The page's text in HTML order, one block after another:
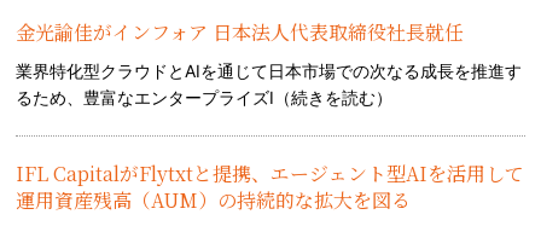
金光諭佳がインフォア 日本法人代表取締役社長就任
業界特化型クラウドとAIを通じて日本市場での次なる成長を推進す
るため、豊富なエンタープライズI（続きを読む）
IFL CapitalがFlytxtと提携、エージェント型AIを活用して
運用資産残高（AUM）の持続的な拡大を図る